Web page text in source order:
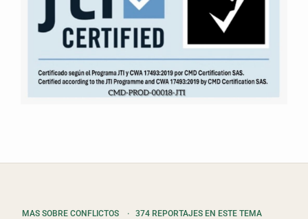
MAS SOBRE CONFLICTOS · 374 REPORTAJES EN ESTE TEMA